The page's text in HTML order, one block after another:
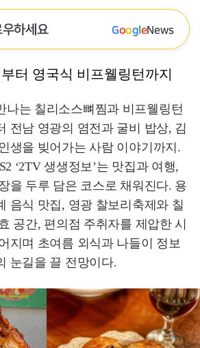
하세요 GoogleNews
터 영국식 비프웰링턴까지
나는 칠리소스뼈찜과 비프웰링턴
전남 영광의 염전과 굴비 밥상, 김
생을 빚어가는 사람 이야기까지.
‘2TV 생생정보’는 맛집과 여행,
을 두루 담은 코스로 채워진다. 용
음식 맛집, 영광 찰보리축제와 칠
공간, 편의점 주취자를 제압한 시
지며 초여름 외식과 나들이 정보
눈길을 끌 전망이다.